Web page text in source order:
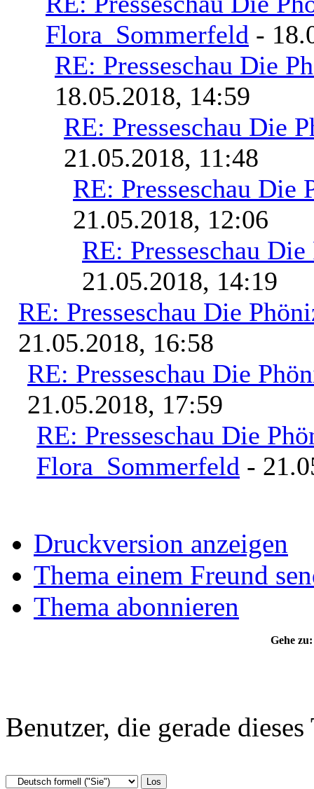
Flora_Sommerfeld -
RE: Presseschau Die
18.05.2018, 14:59
RE: Presseschau Die
21.05.2018, 11:48
RE: Presseschau
21.05.2018, 12:06
RE: Presseschau
21.05.2018, 14:19
RE: Presseschau Die
21.05.2018, 16:58
RE: Presseschau Die
21.05.2018, 17:59
RE: Presseschau Die
Flora_Sommerfeld -
Druckversion anzeigen
Thema einem Freund
Thema abonnieren
Gehe zu:
Benutzer, die gerade